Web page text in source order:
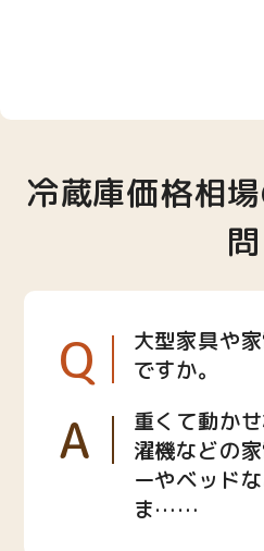
冷蔵庫価格相
問
Q
大型家具や
ですか。
A
重くて動か
濯機などの
ーやベッド
ま……